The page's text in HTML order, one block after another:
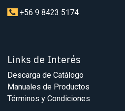
+56 9 8423 5174
Links de Interés
Descarga de Catálogo
Manuales de Productos
Términos y Condiciones